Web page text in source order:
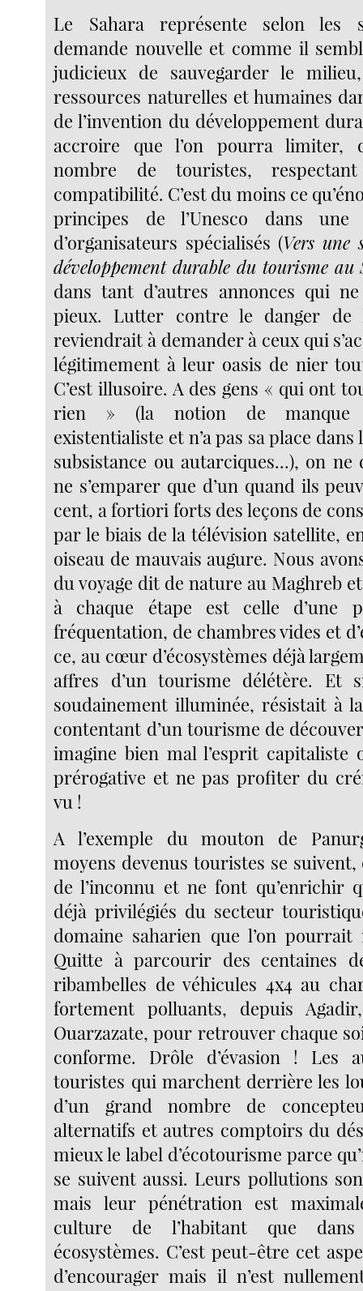
Le Sahara représente selon les
demande nouvelle et comme il
judicieux de sauvegarder le
ressources naturelles et humaines
de l’invention du développement
accroire que l’on pourra limiter,
nombre de touristes,
compatibilité. C’est du moins ce
principes de l’Unesco dans une
d’organisateurs spécialisés (Vers une
développement durable du tourisme au
dans tant d’autres annonces qui
pieux. Lutter contre le danger de
reviendrait à demander à ceux qui
légitimement à leur oasis de nier
C’est illusoire. A des gens « qui ont
rien » (la notion de manque
existentialiste et n’a pas sa place dans
subsistance ou autarciques...), on ne
ne s’emparer que d’un quand ils
cent, a fortiori forts des leçons de
par le biais de la télévision satellite,
oiseau de mauvais augure. Nous
du voyage dit de nature au Maghreb
à chaque étape est celle d’une
fréquentation, de chambres vides et
ce, au cœur d’écosystèmes déjà
affres d’un tourisme délétère. Et
soudainement illuminée, résistait à
contentant d’un tourisme de
imagine bien mal l’esprit capitaliste
prérogative et ne pas profiter du
vu !
A l’exemple du mouton de
moyens devenus touristes se
de l’inconnu et ne font qu’enrichir
déjà privilégiés du secteur
domaine saharien que l’on pourrait
Quitte à parcourir des centaines
ribambelles de véhicules 4x4 au
fortement polluants, depuis
Ouarzazate, pour retrouver chaque
conforme. Drôle d’évasion ! Les
touristes qui marchent derrière les
d’un grand nombre de
alternatifs et autres comptoirs du
mieux le label d’écotourisme parce
se suivent aussi. Leurs pollutions
mais leur pénétration est
culture de l’habitant que
écosystèmes. C’est peut-être cet
d’encourager mais il n’est